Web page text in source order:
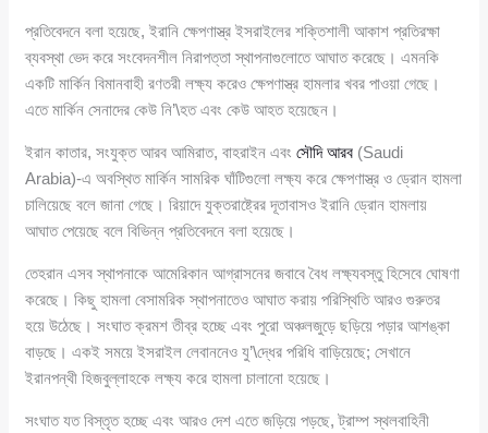
প্রতিবেদনে বলা হয়েছে, ইরানি ক্ষেপণাস্ত্র ইসরাইলের শক্তিশালী আকাশ প্রতিরক্ষা
ব্যবস্থা ভেদ করে সংবেদনশীল নিরাপত্তা স্থাপনাগুলোতে আঘাত করেছে। এমনকি
একটি মার্কিন বিমানবাহী রণতরী লক্ষ্য করেও ক্ষেপণাস্ত্র হামলার খবর পাওয়া গেছে।
এতে মার্কিন সেনাদের কেউ নি’\হত এবং কেউ আহত হয়েছেন।
ইরান কাতার, সংযুক্ত আরব আমিরাত, বাহরাইন এবংসৌদি আরব (Saudi
Arabia)-এ অবস্থিত মার্কিন সামরিক ঘাঁটিগুলো লক্ষ্য করে ক্ষেপণাস্ত্র ও ড্রোন হামলা
চালিয়েছে বলে জানা গেছে। রিয়াদে যুক্তরাষ্ট্রের দূতাবাসও ইরানি ড্রোন হামলায়
আঘাত পেয়েছে বলে বিভিন্ন প্রতিবেদনে বলা হয়েছে।
তেহরান এসব স্থাপনাকে আমেরিকান আগ্রাসনের জবাবে বৈধ লক্ষ্যবস্তু হিসেবে ঘোষণা
করেছে। কিছু হামলা বেসামরিক স্থাপনাতেও আঘাত করায় পরিস্থিতি আরও গুরুতর
হয়ে উঠেছে। সংঘাত ক্রমশ তীব্র হচ্ছে এবং পুরো অঞ্চলজুড়ে ছড়িয়ে পড়ার আশঙ্কা
বাড়ছে। একই সময়ে ইসরাইল লেবাননেও যু’\দ্ধের পরিধি বাড়িয়েছে; সেখানে
ইরানপন্থী হিজবুল্লাহকে লক্ষ্য করে হামলা চালানো হয়েছে।
সংঘাত যত বিস্তৃত হচ্ছে এবং আরও দেশ এতে জড়িয়ে পড়ছে, ট্রাম্প স্থলবাহিনী